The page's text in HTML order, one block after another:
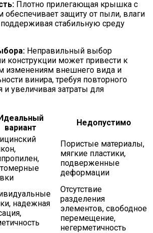
Плотно прилегающая крышка с
обеспечивает защиту от пыли, влаги
поддерживая стабильную среду
Неправильный выбор
конструкции может привести к
изменениям внешнего вида и
винира, требуя повторного
и увеличивая затраты для
вариант
Недопустимо
Пористые материалы,
мягкие пластики,
подверженные
деформации
надежная
Отсутствие
разделения
элементов, свободное
перемещение,
негерметичность